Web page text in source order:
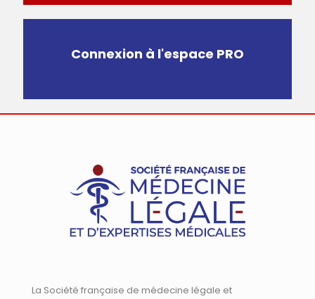
Connexion à l'espace PRO
La Société française de médecine légale et